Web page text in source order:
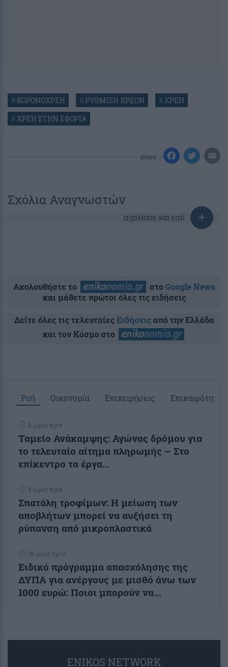
#ΚΟΡΟΝΟΧΡΕΗ #ΡΥΘΜΙΣΗ ΧΡΕΩΝ #ΧΡΕΗ
#ΧΡΕΗ ΣΤΗΝ ΕΦΟΡΙΑ
share
Σχόλια Αναγνωστών
σχολίασε και εσύ
Ακολουθήστε το στοGoogle News
και μάθετε πρώτοι όλες τις ειδήσεις
Δείτε όλες τις τελευταίεςΕιδήσειςαπό την Ελλάδα
και τον Κόσμο στο
Ροή Οικονομία Επιχειρήσεις Επικαιρότητα
8 ώρες πριν
Ταμείο Ανάκαμψης: Αγώνας δρόμου για
το τελευταίο αίτημα πληρωμής – Στο
επίκεντρο τα έργα...
9 ώρες πριν
Σπατάλη τροφίμων: Η μείωση των
αποβλήτων μπορεί να αυξήσει τη
ρύπανση από μικροπλαστικά
18 ώρες πριν
Ειδικό πρόγραμμα απασχόλησης της
ΔΥΠΑ για ανέργους με μισθό άνω των
1000 ευρώ: Ποιοι μπορούν να...
ENIKOS NETWORK